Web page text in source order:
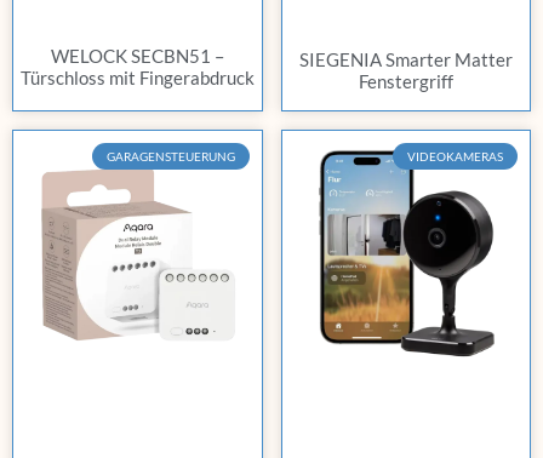
WELOCK SECBN51 –
Türschloss mit Fingerabdruck
SIEGENIA Smarter Matter
Fenstergriff
GARAGENSTEUERUNG VIDEOKAMERAS